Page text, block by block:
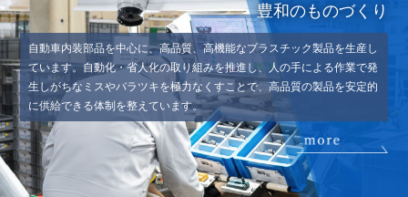
豊和のものづくり
⾃動⾞内装部品を中⼼に、⾼品質、⾼機能なプラスチック製品を⽣産し
ています。自動化・省人化の取り組みを推進し、人の手による作業で発
生しがちなミスやバラツキを極力なくすことで、高品質の製品を安定的
に供給できる体制を整えています。